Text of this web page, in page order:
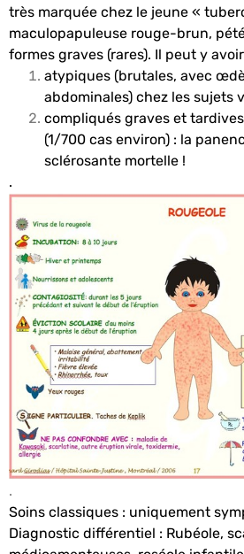
très marquée chez le jeune «
maculopapuleuse rouge-brun,
formes graves (rares). Il peut y
atypiques (brutales, avec
abdominales) chez les sujets
compliqués graves et
(1/700 cas environ) : la
sclérosante mortelle !
.
.
Soins classiques : uniquement
Diagnostic différentiel : Rubéole,